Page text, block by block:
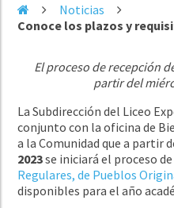
Noticias
Conoce los plazos y
El proceso de recepción
partir del
La Subdirección del Liceo
conjunto con la oficina de
a la Comunidad que a partir
2023se iniciará el proceso
Regulares, de Pueblos
disponibles para el año